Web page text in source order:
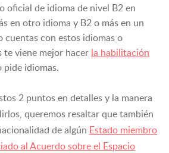
oficial de idioma de nivel B2 en
en otro idioma y B2 o más en un
cuentas con estos idiomas o
viene mejor hacer la habilitación
pide idiomas.
2 puntos en detalles y la manera
queremos resaltar que también
de algún Estado miembro
al Acuerdo sobre el Espacio